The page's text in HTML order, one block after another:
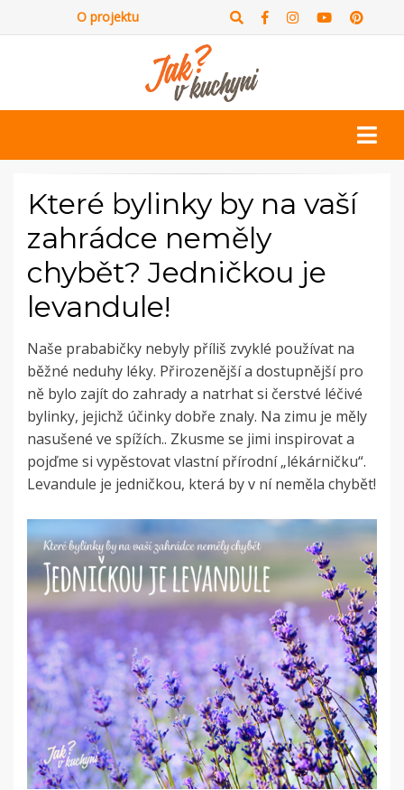
O projektu
Které bylinky by na vaší
zahrádce neměly
chybět? Jedničkou je
levandule!
Naše prababičky nebyly příliš zvyklé používat na
běžné neduhy léky. Přirozenější a dostupnější pro
ně bylo zajít do zahrady a natrhat si čerstvé léčivé
bylinky, jejichž účinky dobře znaly. Na zimu je měly
nasušené ve spížích.. Zkusme se jimi inspirovat a
pojďme si vypěstovat vlastní přírodní „lékárničku“.
Levandule je jedničkou, která by v ní neměla chybět!